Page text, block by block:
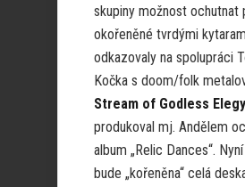
skupiny možnost ochutnat
okořeněné tvrdými
odkazovaly na spolupráci
Kočka s doom/folk
Stream of Godless Elegy
produkoval mj. Andělem
album „Relic Dances“.
bude „kořeněna“ celá